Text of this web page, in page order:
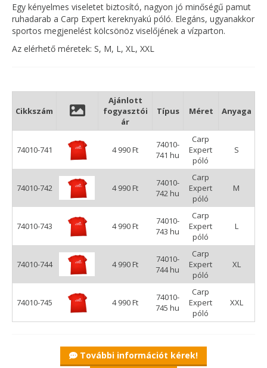
Egy kényelmes viseletet biztosító, nagyon jó minőségű pamut
ruhadarab a Carp Expert kereknyakú póló. Elegáns, ugyanakkor
sportos megjenelést kölcsönöz viselőjének a vízparton.
Az elérhető méretek: S, M, L, XL, XXL
Cikkszám
Ajánlott
fogyasztói
ár
Típus Méret Anyaga
74010-741 4 990 Ft
74010-
741 hu
Carp
Expert
póló
S
74010-742 4 990 Ft
74010-
742 hu
Carp
Expert
póló
M
74010-743 4 990 Ft
74010-
743 hu
Carp
Expert
póló
L
74010-744 4 990 Ft
74010-
744 hu
Carp
Expert
póló
XL
74010-745 4 990 Ft
74010-
745 hu
Carp
Expert
póló
XXL
További információt kérek!